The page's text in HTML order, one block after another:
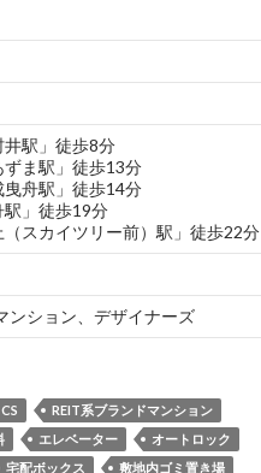
駅」徒歩8分
ま駅」徒歩13分
舟駅」徒歩14分
」徒歩19分
スカイツリー前）駅」徒歩22分
ンション、デザイナーズ
CS
REIT系ブランドマンション
エレベーター
オートロック
宅配ボックス
敷地内ゴミ置き場